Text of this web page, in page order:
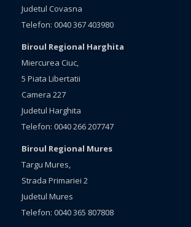
Judetul Covasna
Telefon: 0040 367 403980
Biroul Regional Harghita
Miercurea Ciuc,
5 Piata Libertatii
Camera 227
Judetul Harghita
Telefon: 0040 266 207747
Biroul Regional Mures
Targu Mures,
Strada Primariei 2
Judetul Mures
Telefon: 0040 365 807808